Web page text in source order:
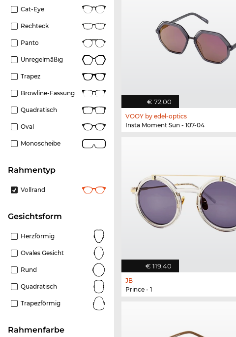
Cat-Eye
Rechteck
Panto
Unregelmäßig
Trapez
Browline-Fassung
Quadratisch
Oval
Monoscheibe
Rahmentyp
Vollrand
Gesichtsform
Herzförmig
Ovales Gesicht
Rund
Quadratisch
Trapezförmig
Rahmenfarbe
€ 72,00
VOOY by edel-optics
Insta Moment Sun - 107-04
€ 119,40
JB
Prince - 1